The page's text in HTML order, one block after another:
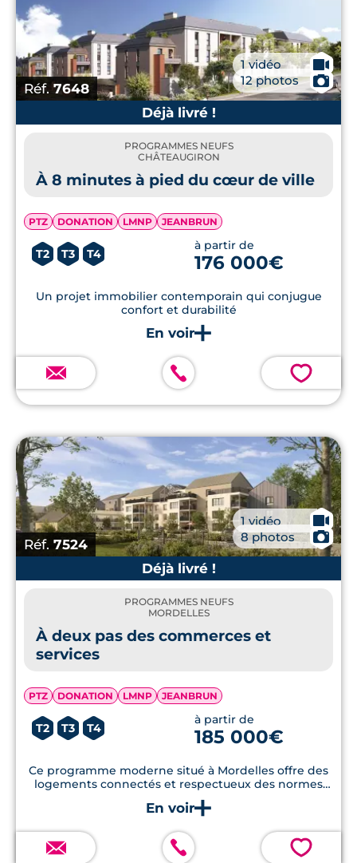
Réf. 7648
1 vidéo 🎥
12 photos
📷
Déjà livré !
PROGRAMMES NEUFS
CHÂTEAUGIRON
À 8 minutes à pied du cœur de ville
PTZ DONATION LMNP JEANBRUN
T2 T3 T4
à partir de
176 000€
Un projet immobilier contemporain qui conjugue
confort et durabilité
💗
Réf. 7524
1 vidéo 🎥
8 photos
📷
Déjà livré !
PROGRAMMES NEUFS
MORDELLES
À deux pas des commerces et
services
PTZ DONATION LMNP JEANBRUN
T2 T3 T4
à partir de
185 000€
Ce programme moderne situé à Mordelles offre des
logements connectés et respectueux des normes
RE2020, avec jardins privatifs et stationnement en
sous-sol.
💗